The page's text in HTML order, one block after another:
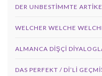
DER UNBESTIMMTE
WELCHER WELCHE
ALMANCA DIŞÇI
DAS PERFEKT / Dİ’Lİ